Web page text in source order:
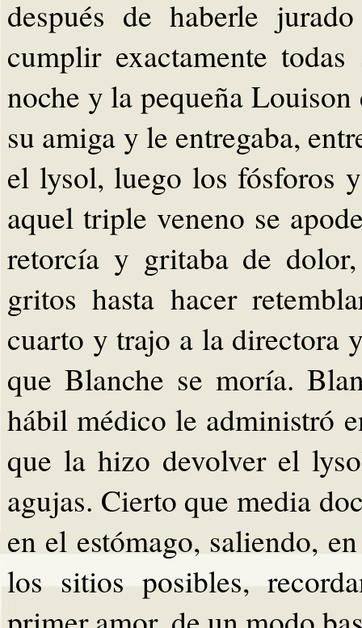
después de haberle
cumplir exactamente
noche y la pequeña
su amiga y le entregaba,
el lysol, luego los fósforos
aquel triple veneno se
retorcía y gritaba de
gritos hasta hacer
cuarto y trajo a la directora
que Blanche se moría.
hábil médico le administró
que la hizo devolver el
agujas. Cierto que media
en el estómago, saliendo,
los sitios posibles,